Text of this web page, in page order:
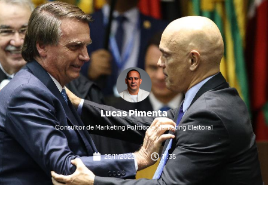
Lucas Pimenta
Consultor de Marketing Político e Marketing Eleitoral
25/11/2022 11:35